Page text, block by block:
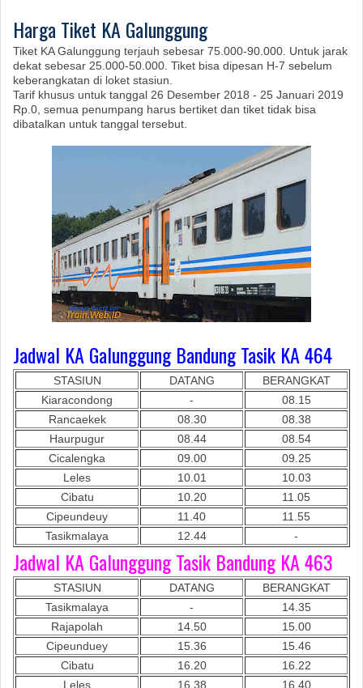
Harga Tiket KA Galunggung
Tiket KA Galunggung terjauh sebesar 75.000-90.000. Untuk jarak
dekat sebesar 25.000-50.000. Tiket bisa dipesan H-7 sebelum
keberangkatan di loket stasiun.
Tarif khusus untuk tanggal 26 Desember 2018 - 25 Januari 2019
Rp.0, semua penumpang harus bertiket dan tiket tidak bisa
dibatalkan untuk tanggal tersebut.
Jadwal KA Galunggung Bandung Tasik KA 464
STASIUN DATANG
BERANGKAT
Kiaracondong
-
08.15
Rancaekek
08.30
08.38
Haurpugur
08.44
08.54
Cicalengka
09.00
09.25
Leles
10.01
10.03
Cibatu
10.20
11.05
Cipeundeuy
11.40
11.55
Tasikmalaya
12.44 -
Jadwal KA Galunggung Tasik Bandung KA 463
STASIUN DATANG
BERANGKAT
Tasikmalaya
-
14.35
Rajapolah
14.50
15.00
Cipeunduey
15.36
15.46
Cibatu
16.20
16.22
Leles
16.38
16.40